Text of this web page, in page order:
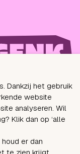
Dankzij het gebruik
website
analyseren. Wil
Klik dan op ‘alle
er dan